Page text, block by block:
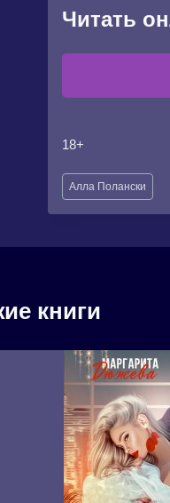
Читать
18+
Метки
записи:
Алла Полански
книги